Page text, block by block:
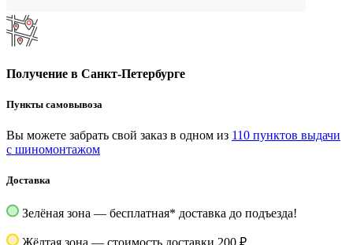
Получение в Санкт-Петербурге
Пункты самовывоза
Вы можете забрать свой заказ в одном из 110 пунктов выдачи
с шиномонтажом
Доставка
Зелёная зона — бесплатная* доставка до подъезда!